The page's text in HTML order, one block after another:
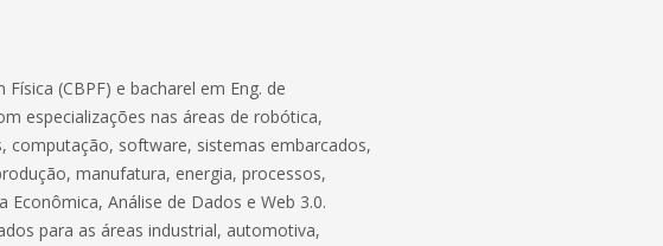
(CBPF) e bacharel em Eng. de
especializações nas áreas de robótica,
computação, software, sistemas embarcados,
manufatura, energia, processos,
Análise de Dados e Web 3.0.
para as áreas industrial, automotiva,